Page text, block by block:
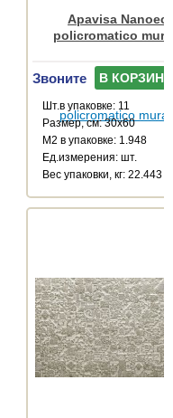
Apavisa
policromatico
Звоните В КОРЗИНУ
Шт.в упаковке: 11
Размер, см: 30x60
М2 в упаковке: 1.948
Ед.измерения: шт.
Веc упаковки, кг: 22.443